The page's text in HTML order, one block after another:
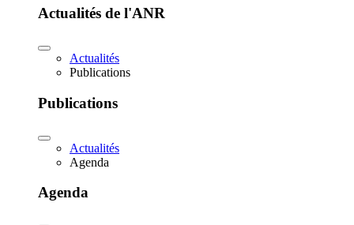
Actualités de l'ANR
Actualités
Publications
Publications
Actualités
Agenda
Agenda